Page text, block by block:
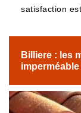
satisfaction
Billiere : les
imperméable